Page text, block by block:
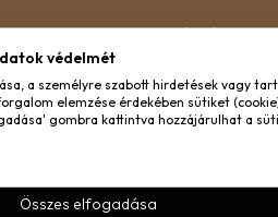
Rólunk
Felhasznált anyagok
Angyali számok mit
védelmét
a személyre szabott hirdetések vagy
elemzése érdekében sütiket
gombra kattintva hozzájárulhat a
Összes elfogadása